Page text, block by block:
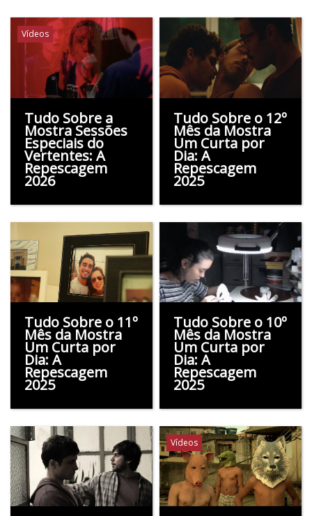
Vídeos
Tudo Sobre a
Mostra Sessões
Especiais do
Vertentes: A
Repescagem
2026
Tudo Sobre o 12º
Mês da Mostra
Um Curta por
Dia: A
Repescagem
2025
Tudo Sobre o 11º
Mês da Mostra
Um Curta por
Dia: A
Repescagem
2025
Tudo Sobre o 10º
Mês da Mostra
Um Curta por
Dia: A
Repescagem
2025
Vídeos